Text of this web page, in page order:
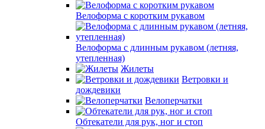
Велоформа с коротким рукавом
Велоформа с длинным рукавом (летняя,
утепленная)
Жилеты
Ветровки и
дождевики
Велоперчатки
Обтекатели для рук, ног и стоп